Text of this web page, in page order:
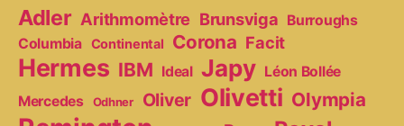
Adler Arithmomètre Brunsviga Burroughs
Columbia Continental Corona Facit
Hermes IBM Ideal Japy Léon Bollée
Mercedes
Odhner Oliver Olivetti Olympia